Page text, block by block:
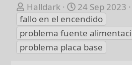
A
u
t
o
r
Halldark
F
e
c
h
a
24 Sep 2023
fallo en el encendido
problema fuente
problema placa base